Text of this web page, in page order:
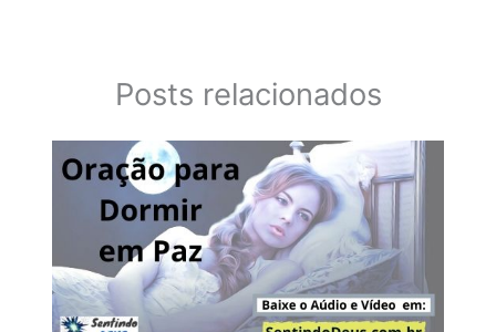
Posts relacionados